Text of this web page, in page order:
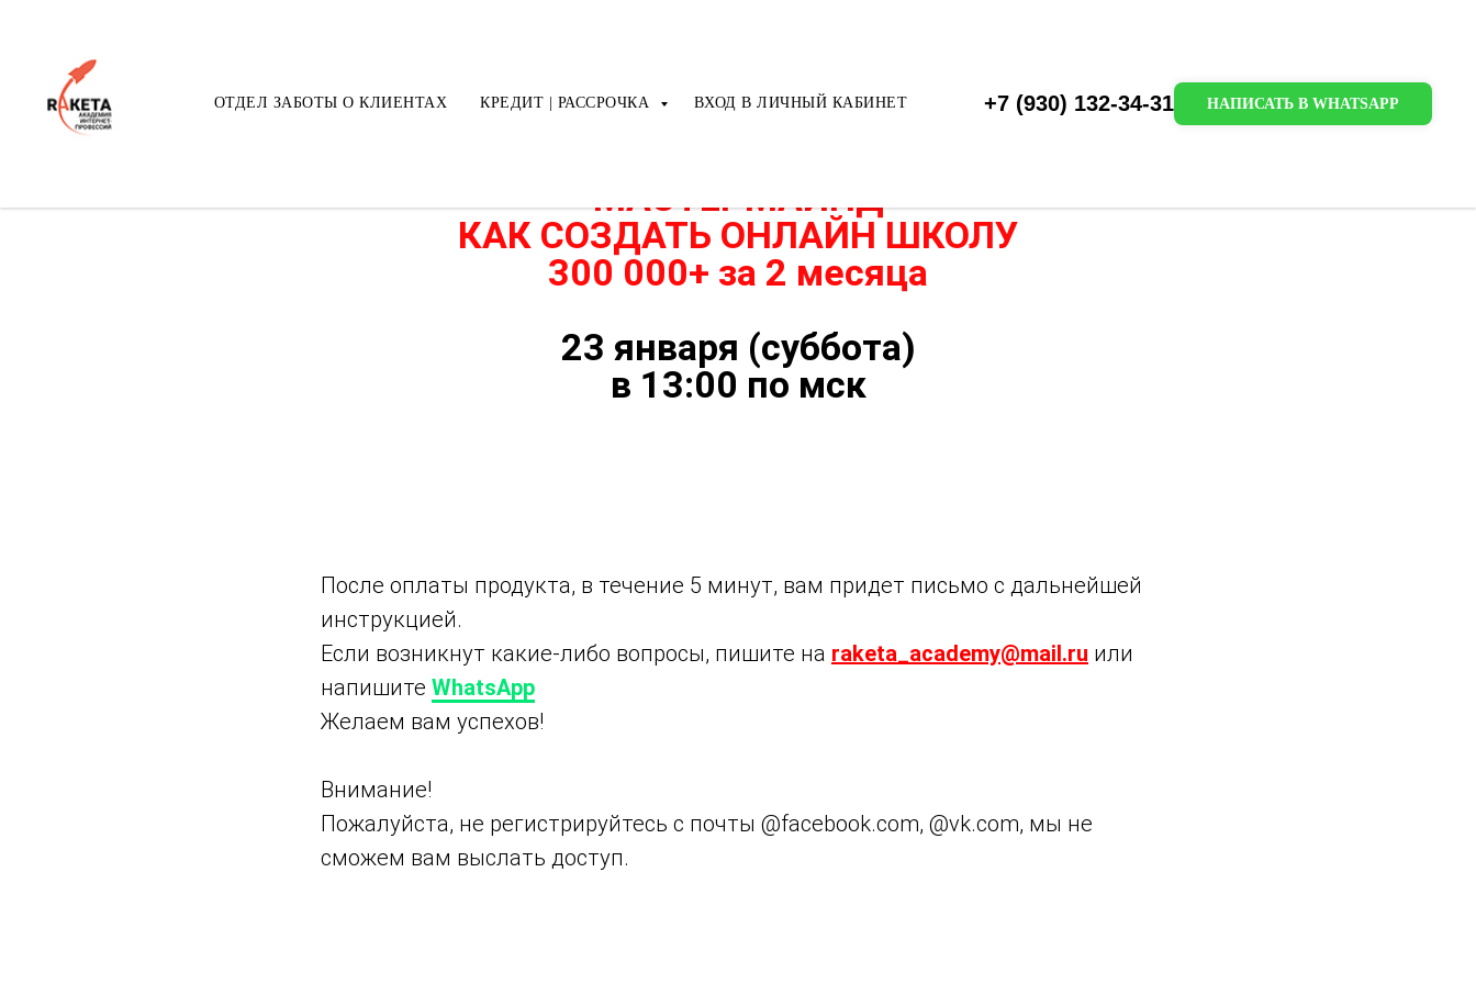
ОТДЕЛ ЗАБОТЫ О КЛИЕНТАХ КРЕДИТ | РАССРОЧКА ВХОД В ЛИЧНЫЙ КАБИНЕТ +7 (930) 132-34-31 НАПИСАТЬ В WHATSAPP
МАСТЕРМАЙНД
КАК СОЗДАТЬ ОНЛАЙН ШКОЛУ
300 000+ за 2 месяца
23 января (суббота)
в 13:00 по мск
После оплаты продукта, в течение 5 минут, вам придет письмо с дальнейшей
инструкцией.
Если возникнут какие-либо вопросы, пишите на raketa_academy@mail.ru или
напишите WhatsApp
Желаем вам успехов!
Внимание!
Пожалуйста, не регистрируйтесь с почты @facebook.com, @vk.com, мы не
сможем вам выслать доступ.